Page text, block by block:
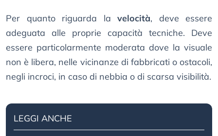
Per quanto riguarda la velocità, deve essere
adeguata alle proprie capacità tecniche. Deve
essere particolarmente moderata dove la visuale
non è libera, nelle vicinanze di fabbricati o ostacoli,
negli incroci, in caso di nebbia o di scarsa visibilità.
LEGGI ANCHE